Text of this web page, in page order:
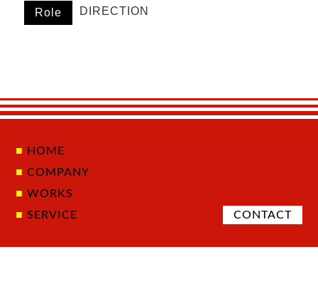
Role DIRECTION
HOME
COMPANY
WORKS
SERVICE
CONTACT